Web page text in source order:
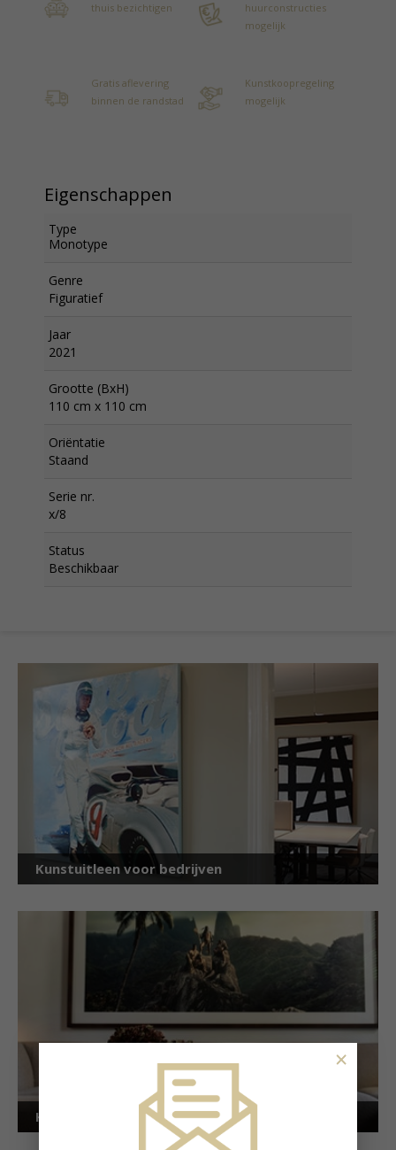
thuis bezichtigen
huurconstructies
mogelijk
Gratis aflevering
binnen de randstad
Kunstkoopregeling
mogelijk
Eigenschappen
Type
Monotype
Genre
Figuratief
Jaar
2021
Grootte (BxH)
110 cm x 110 cm
Oriëntatie
Staand
Serie nr.
x/8
Status
Beschikbaar
Kunstuitleen voor bedrijven
Kunstuitleen voor particulieren
×